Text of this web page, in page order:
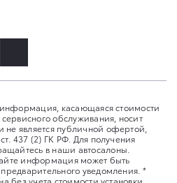
информация, касающаяся стоимости
обслуживания, носит
является публичной офертой,
437 (2) ГК РФ. Для получения
в наши автосалоны.
информация может быть
уведомления. *
без учета стоимости установки.